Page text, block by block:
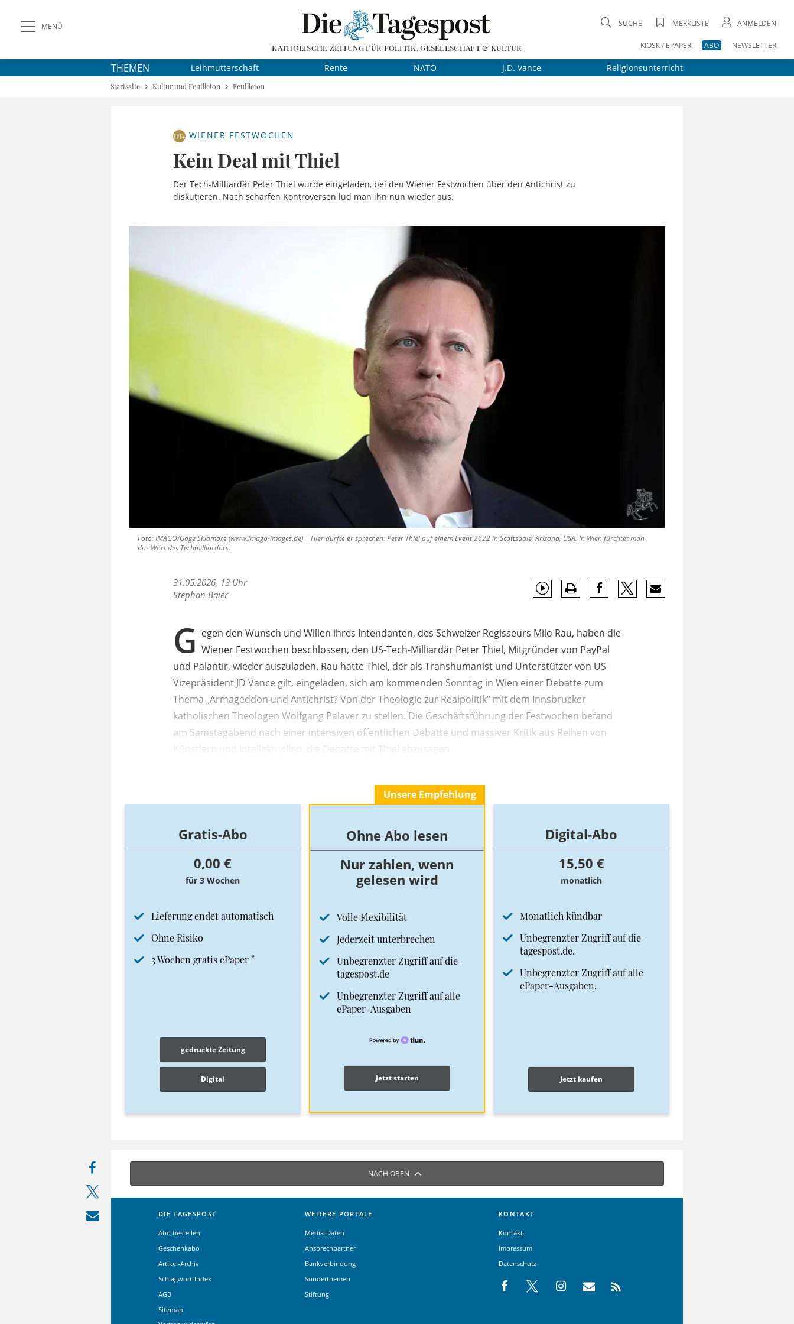
MENÜ
KATHOLISCHE ZEITUNG FÜR POLITIK, GESELLSCHAFT & KULTUR
SUCHE MERKLISTE ANMELDEN
KIOSK / EPAPER ABO NEWSLETTER
THEMEN Leihmutterschaft Rente NATO J.D. Vance Religionsunterricht
Startseite Kultur und Feuilleton Feuilleton
WIENER FESTWOCHEN
Kein Deal mit Thiel
Der Tech-Milliardär Peter Thiel wurde eingeladen, bei den Wiener Festwochen über den Antichrist zu
diskutieren. Nach scharfen Kontroversen lud man ihn nun wieder aus.
Foto: IMAGO/Gage Skidmore (www.imago-images.de) | Hier durfte er sprechen: Peter Thiel auf einem Event 2022 in Scottsdale, Arizona, USA. In Wien fürchtet man
das Wort des Techmilliardärs.
31.05.2026, 13 Uhr
Stephan Baier
G egen den Wunsch und Willen ihres Intendanten, des Schweizer Regisseurs Milo Rau, haben die
Wiener Festwochen beschlossen, den US-Tech-Milliardär Peter Thiel, Mitgründer von PayPal
und Palantir, wieder auszuladen. Rau hatte Thiel, der als Transhumanist und Unterstützer von US-
Vizepräsident JD Vance gilt, eingeladen, sich am kommenden Sonntag in Wien einer Debatte zum
Thema „Armageddon und Antichrist? Von der Theologie zur Realpolitik“ mit dem Innsbrucker
katholischen Theologen Wolfgang Palaver zu stellen. Die Geschäftsführung der Festwochen befand
am Samstagabend nach einer intensiven öffentlichen Debatte und massiver Kritik aus Reihen von
Künstlern und Intellektuellen, die Debatte mit Thiel abzusagen.
Gratis-Abo
0,00 €
für 3 Wochen
Lieferung endet automatisch
Ohne Risiko
3 Wochen gratis ePaper *
gedruckte Zeitung
Digital
Unsere Empfehlung
Ohne Abo lesen
Nur zahlen, wenn
gelesen wird
Volle Flexibilität
Jederzeit unterbrechen
Unbegrenzter Zugriff auf die-
tagespost.de
Unbegrenzter Zugriff auf alle
ePaper-Ausgaben
Jetzt starten
Digital-Abo
15,50 €
monatlich
Monatlich kündbar
Unbegrenzter Zugriff auf die-
tagespost.de.
Unbegrenzter Zugriff auf alle
ePaper-Ausgaben.
Jetzt kaufen
NACH OBEN
DIE TAGESPOST
Abo bestellen
Geschenkabo
Artikel-Archiv
Schlagwort-Index
AGB
Sitemap
WEITERE PORTALE
Media-Daten
Ansprechpartner
Bankverbindung
Sonderthemen
Stiftung
KONTAKT
Kontakt
Impressum
Datenschutz